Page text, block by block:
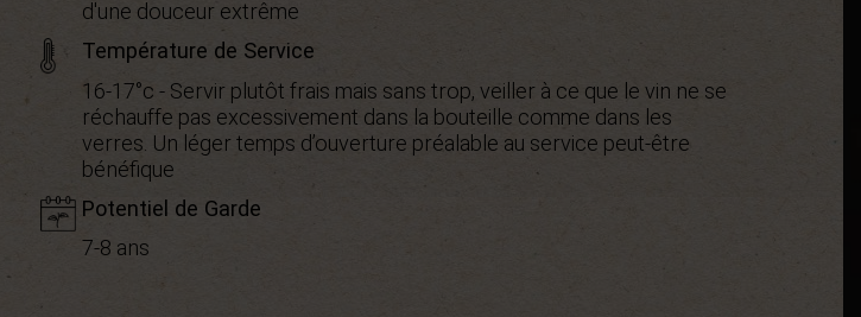
d'une douceur extrême
Température de Service
16-17°c - Servir plutôt frais mais sans trop, veiller à ce que le vin ne se
réchauffe pas excessivement dans la bouteille comme dans les
verres. Un léger temps d’ouverture préalable au service peut-être
bénéfique
Potentiel de Garde
7-8 ans